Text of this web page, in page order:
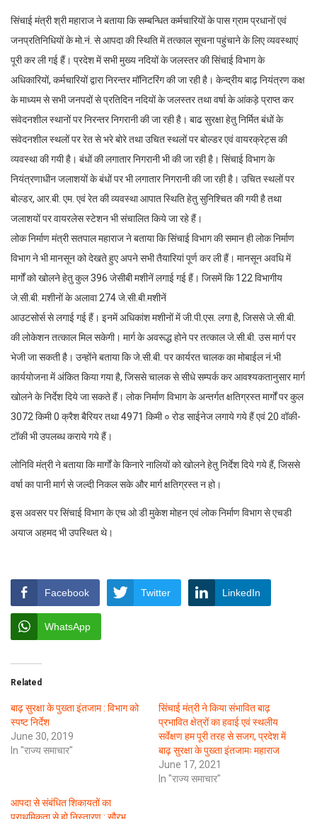
सिंचाई मंत्री श्री महाराज ने बताया कि सम्बन्धित कर्मचारियों के पास ग्राम प्रधानों एवं
जनप्रतिनिधियों के मो.नं. से आपदा की स्थिति में तत्काल सूचना पहुंचाने के लिए व्यवस्थाएं
पूरी कर ली गई हैं। प्रदेश में सभी मुख्य नदियों के जलस्तर की सिंचाई विभाग के
अधिकारियों, कर्मचारियों द्वारा निरन्तर मॉनिटरिंग की जा रही है। केन्द्रीय बाढ़ नियंत्रण कक्ष
के माध्यम से सभी जनपदों से प्रतिदिन नदियों के जलस्तर तथा वर्षा के आंकड़े प्राप्त कर
संवेदनशील स्थानों पर निरन्तर निगरानी की जा रही है। बाढ सुरक्षा हेतु निर्मित बंधों के
संवेदनशील स्थलों पर रेत से भरे बोरे तथा उचित स्थलों पर बोल्डर एवं वायरक्रेट्स की
व्यवस्था की गयी है। बंधों की लगातार निगरानी भी की जा रही है। सिंचाई विभाग के
नियंत्रणाधीन जलाशयों के बंधों पर भी लगातार निगरानी की जा रही है। उचित स्थलों पर
बोल्डर, आर.बी. एम. एवं रेत की व्यवस्था आपात स्थिति हेतु सुनिश्चित की गयी है तथा
जलाशयों पर वायरलेस स्टेशन भी संचालित किये जा रहे हैं।
लोक निर्माण मंत्री सतपाल महाराज ने बताया कि सिंचाई विभाग की समान ही लोक निर्माण
विभाग ने भी मानसून को देखते हुए अपने सभी तैयारियां पूर्ण कर ली हैं। मानसून अवधि में
मार्गों को खोलने हेतु कुल 396 जेसीबी मशीनें लगाई गई हैं। जिसमें कि 122 विभागीय
जे.सी.बी. मशीनों के अलावा 274 जे.सी.बी.मशीनें
आउटसोर्स से लगाई गई हैं। इनमें अधिकांश मशीनों में जी.पी.एस. लगा है, जिससे जे.सी.बी.
की लोकेशन तत्काल मिल सकेगी। मार्ग के अवरूद्ध होने पर तत्काल जे.सी.बी. उस मार्ग पर
भेजी जा सकती है। उन्होंने बताया कि जे.सी.बी. पर कार्यरत चालक का मोबाईल नं.भी
कार्ययोजना में अंकित किया गया है, जिससे चालक से सीधे सम्पर्क कर आवश्यकतानुसार मार्ग
खोलने के निर्देश दिये जा सकते हैं। लोक निर्माण विभाग के अन्तर्गत क्षतिग्रस्त मार्गों पर कुल
3072 किमी 0 क्रैश बैरियर तथा 4971 किमी ० रोड साईनेज लगाये गये हैं एवं 20 वॉकी-
टॉकी भी उपलब्ध कराये गये हैं।
लोनिवि मंत्री ने बताया कि मार्गों के किनारे नालियों को खोलने हेतु निर्देश दिये गये हैं, जिससे
वर्षा का पानी मार्ग से जल्दी निकल सके और मार्ग क्षतिग्रस्त न हो।
इस अवसर पर सिंचाई विभाग के एच ओ डी मुकेश मोहन एवं लोक निर्माण विभाग से एचडी
अयाज अहमद भी उपस्थित थे।
Facebook Twitter LinkedIn
WhatsApp
Related
बाढ़ सुरक्षा के पुख्ता इंतजाम : विभाग को
स्पष्ट निर्देश
June 30, 2019
In "राज्य समाचार"
सिंचाई मंत्री ने किया संभावित बाढ़
प्रभावित क्षेत्रों का हवाई एवं स्थलीय
सर्वेक्षण हम पूरी तरह से सजग, प्रदेश में
बाढ़ सुरक्षा के पुख्ता इंतजामः महाराज
June 17, 2021
In "राज्य समाचार"
आपदा से संबंधित शिकायतों का